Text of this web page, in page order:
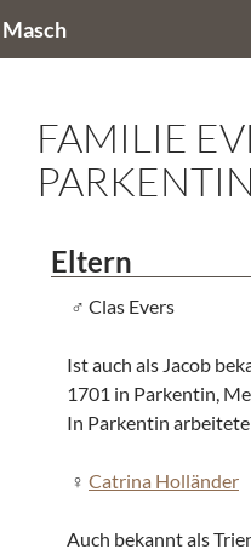
FAMILIE
PARKENTIN
Eltern
Clas Evers
Ist auch als Jacob
1701 in Parkentin,
In Parkentin arbeitete
Catrina Holländer
Auch bekannt als